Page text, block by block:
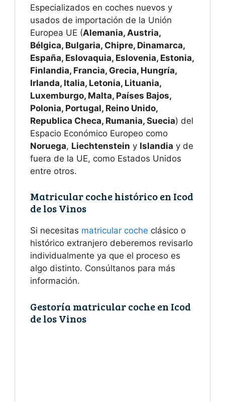
Especializados en coches nuevos y
usados de importación de la Unión
Europea UE (Alemania, Austria,
Bélgica, Bulgaria, Chipre, Dinamarca,
España, Eslovaquia, Eslovenia, Estonia,
Finlandia, Francia, Grecia, Hungría,
Irlanda, Italia, Letonia, Lituania,
Luxemburgo, Malta, Países Bajos,
Polonia, Portugal, Reino Unido,
Republica Checa, Rumania, Suecia) del
Espacio Económico Europeo como
Noruega, Liechtenstein y Islandia y de
fuera de la UE, como Estados Unidos
entre otros.
Matricular coche histórico en Icod
de los Vinos
Si necesitas matricular coche clásico o
histórico extranjero deberemos revisarlo
individualmente ya que el proceso es
algo distinto. Consúltanos para más
información.
Gestoría matricular coche en Icod
de los Vinos